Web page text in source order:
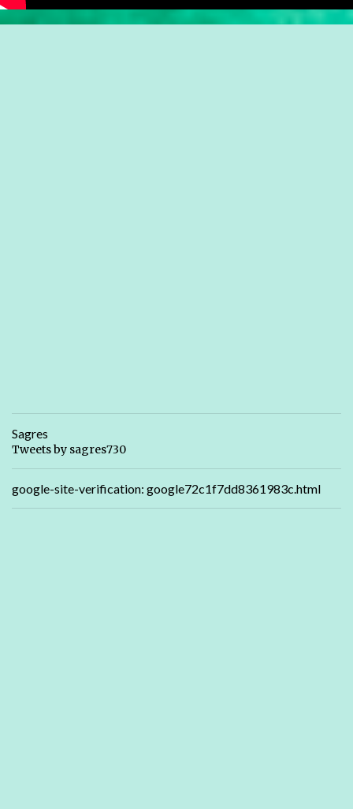
Sagres
Tweets by sagres730
google-site-verification: google72c1f7dd8361983c.html